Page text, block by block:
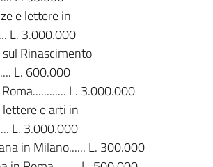
e lettere in
L. 3.000.000
Rinascimento
L. 600.000
L. 3.000.000
e arti in
L. 3.000.000
in Milano...... L. 300.000